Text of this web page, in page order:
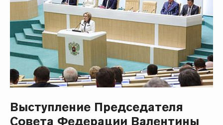
Выступление Председателя
Совета Федерации Валентины